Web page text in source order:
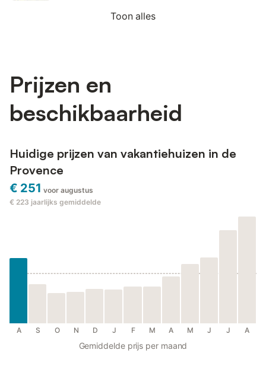
Toon alles
Prijzen en
beschikbaarheid
Huidige prijzen van vakantiehuizen in de
Provence
€ 251 voor augustus
€ 223 jaarlijks gemiddelde
A S O N D J F M A M J J A
Gemiddelde prijs per maand